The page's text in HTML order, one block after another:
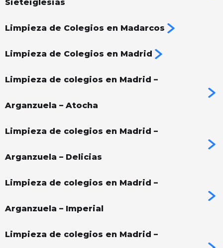
Sieteiglesias
Limpieza de Colegios en Madarcos
Limpieza de Colegios en Madrid
Limpieza de colegios en Madrid –
Arganzuela – Atocha
Limpieza de colegios en Madrid –
Arganzuela – Delicias
Limpieza de colegios en Madrid –
Arganzuela – Imperial
Limpieza de colegios en Madrid –